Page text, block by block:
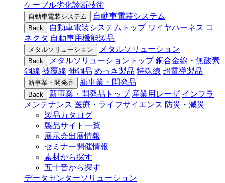
ケーブル劣化診断技術
自動車電装システム 自動車電装システム
Back 自動車電装システムトップ ワイヤハーネス コ
ネクタ 自動車用機能製品
メタルソリューション メタルソリューション
Back メタルソリューショントップ 銅合金線・無酸素
銅線 被覆線 伸銅品 めっき製品 特殊線 超電導製品
新事業・開発品 新事業・開発品
Back 新事業・開発品トップ 産業用レーザ インフラ
メンテナンス 医療・ライフサイエンス 防災・減災
製品カタログ
製品サイト一覧
展示会出展情報
セミナー開催情報
素材から探す
五十音から探す
データセンターソリューション